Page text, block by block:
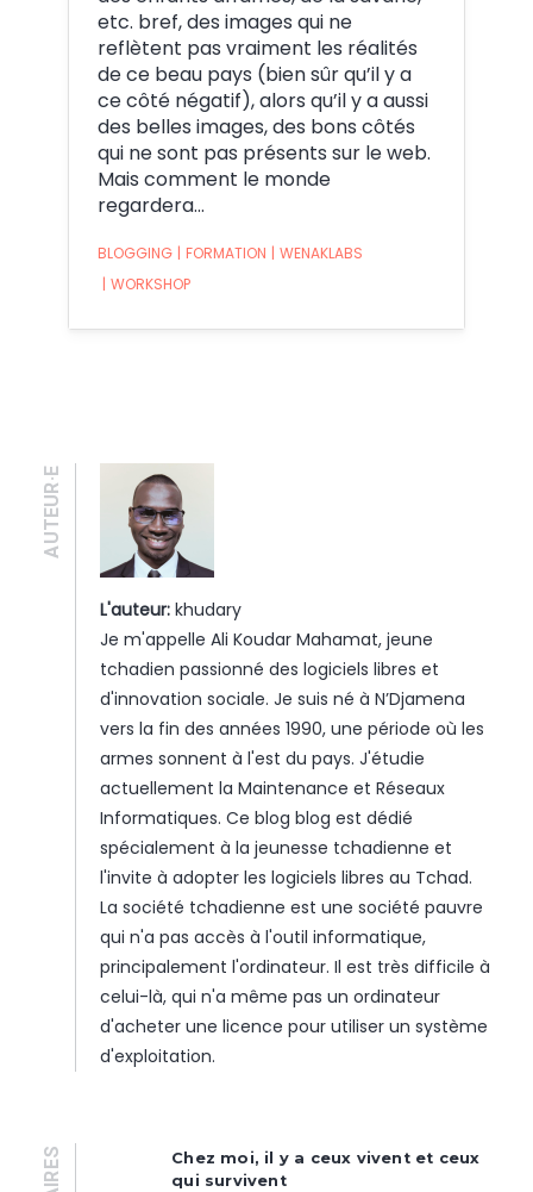
etc. bref, des images qui ne
reflètent pas vraiment les réalités
de ce beau pays (bien sûr qu’il y a
ce côté négatif), alors qu’il y a aussi
des belles images, des bons côtés
qui ne sont pas présents sur le web.
Mais comment le monde
regardera…
BLOGGING | FORMATION | WENAKLABS
| WORKSHOP
AUTEUR·E
L'auteur: khudary
Je m'appelle Ali Koudar Mahamat, jeune
tchadien passionné des logiciels libres et
d'innovation sociale. Je suis né à N’Djamena
vers la fin des années 1990, une période où les
armes sonnent à l'est du pays. J'étudie
actuellement la Maintenance et Réseaux
Informatiques. Ce blog blog est dédié
spécialement à la jeunesse tchadienne et
l'invite à adopter les logiciels libres au Tchad.
La société tchadienne est une société pauvre
qui n'a pas accès à l'outil informatique,
principalement l'ordinateur. Il est très difficile à
celui-là, qui n'a même pas un ordinateur
d'acheter une licence pour utiliser un système
d'exploitation.
Chez moi, il y a ceux vivent et ceux
qui survivent